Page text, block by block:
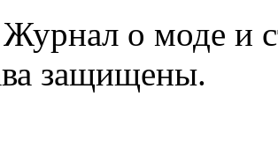
о моде и
защищены.